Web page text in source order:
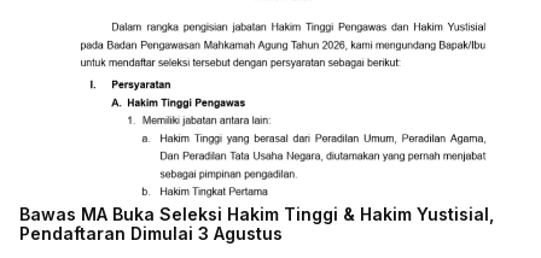
Bawas MA Buka Seleksi Hakim Tinggi & Hakim Yustisial,
Pendaftaran Dimulai 3 Agustus